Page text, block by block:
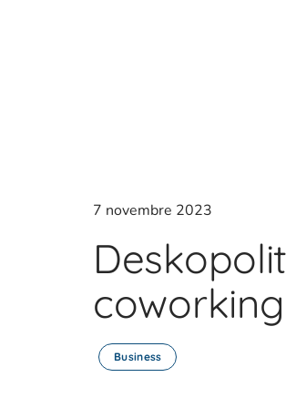
7 novembre 2023
Business